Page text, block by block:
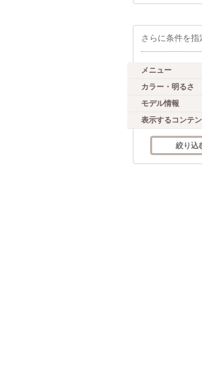
さらに条件を指
メニュー
カラー・明るさ
モデル情報
表示するコンテ